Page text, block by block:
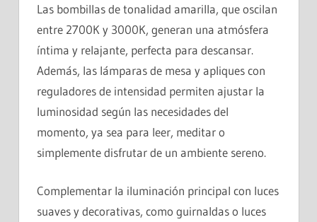
Las bombillas de tonalidad amarilla, que oscilan
entre 2700K y 3000K, generan una atmósfera
íntima y relajante, perfecta para descansar.
Además, las lámparas de mesa y apliques con
reguladores de intensidad permiten ajustar la
luminosidad según las necesidades del
momento, ya sea para leer, meditar o
simplemente disfrutar de un ambiente sereno.
Complementar la iluminación principal con luces
suaves y decorativas, como guirnaldas o luces